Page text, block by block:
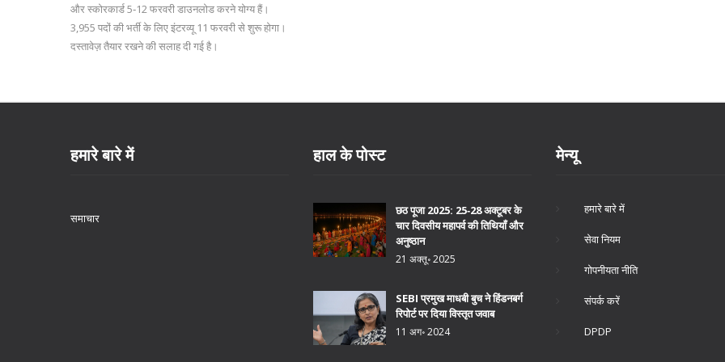
और स्कोरकार्ड 5‑12 फरवरी डाउनलोड करने योग्य हैं।
3,955 पदों की भर्ती के लिए इंटरव्यू 11 फरवरी से शुरू होगा।
दस्तावेज़ तैयार रखने की सलाह दी गई है।
हमारे बारे में
समाचार
हाल के पोस्ट
छठ पूजा 2025: 25‑28 अक्टूबर के
चार दिवसीय महापर्व की तिथियाँ और
अनुष्ठान
21 अक्तू॰ 2025
SEBI प्रमुख माधबी बुच ने हिंडनबर्ग
रिपोर्ट पर दिया विस्तृत जवाब
11 अग॰ 2024
मेन्यू
हमारे बारे में
सेवा नियम
गोपनीयता नीति
संपर्क करें
DPDP